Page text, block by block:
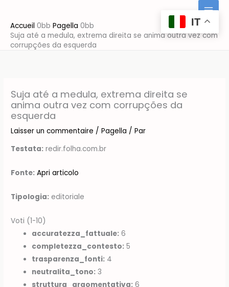
contenu
Accueil
Pagella
Suja até a medula, extrema direita se anima outra vez com
corrupções da esquerda
Suja até a medula, extrema direita se
anima outra vez com corrupções da
esquerda
Laisser un commentaire /Pagella / Par
Testata: redir.folha.com.br
Fonte: Apri articolo
Tipologia: editoriale
Voti (1-10)
accuratezza_fattuale: 6
completezza_contesto: 5
trasparenza_fonti: 4
neutralita_tono: 3
struttura_argomentativa: 6
IT